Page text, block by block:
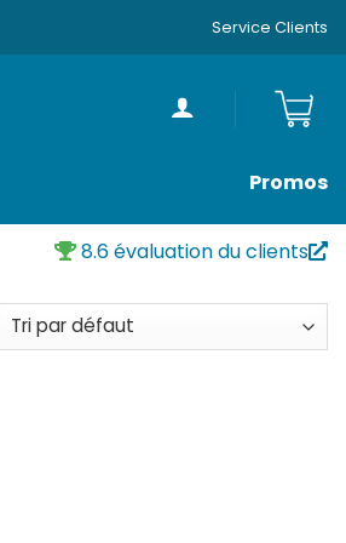
Service Clients
Promos
8.6 évaluation du clients